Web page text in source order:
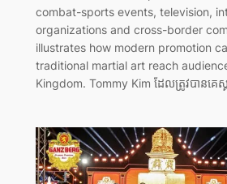
combat-sports events, television,
organizations and cross-border
illustrates how modern promotion
traditional martial art reach
Kingdom. Tommy Kim ដែលត្រូវបានគេ